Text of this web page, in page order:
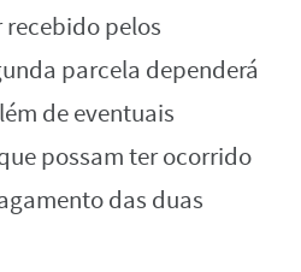
recebido pelos
parcela dependerá
de eventuais
possam ter ocorrido
das duas